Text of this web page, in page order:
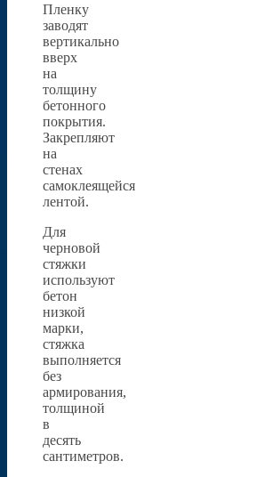
Пленку
заводят
вертикально
вверх
на
толщину
бетонного
покрытия.
Закрепляют
на
стенах
самоклеящейся
лентой.
Для
черновой
стяжки
используют
бетон
низкой
марки,
стяжка
выполняется
без
армирования,
толщиной
в
десять
сантиметров.